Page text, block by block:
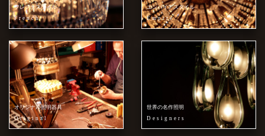
フレンチスタイル
French
エンパイアスタイル
Empire
オリジナル照明器具
Original
世界の名作照明
Designers